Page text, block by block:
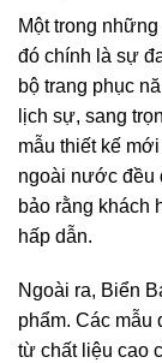
Một trong
đó chính là sự
bộ trang phục
lịch sự, sang
mẫu thiết kế
ngoài nước đều
bảo rằng khách
hấp dẫn.
Ngoài ra, Biển
phẩm. Các mẫu
từ chất liệu cao